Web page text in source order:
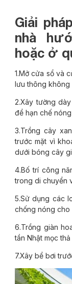
Giải
nhà
hoặc ở
1.Mở cửa sổ và
lưu thông không
2.Xây tường
để hạn chế nóng
3.Trồng cây
trước mặt vì
dưới bóng cây
4.Bố trí công
trong di chuyển
5.Sử dụng các
chống nóng cho
6.Trồng giàn
tần Nhật mọc
7.Xây bể bơi